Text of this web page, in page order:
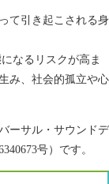
て引き起こされる身
なるリスクが高ま
み、社会的孤立や心
ーサル・サウンドデ
号）です。